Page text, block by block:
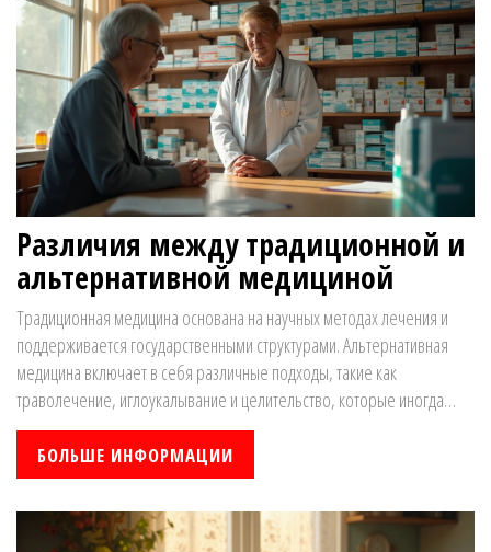
Различия между традиционной и
альтернативной медициной
Традиционная медицина основана на научных методах лечения и
поддерживается государственными структурами. Альтернативная
медицина включает в себя различные подходы, такие как
траволечение, иглоукалывание и целительство, которые иногда
вызывают споры среди специалистов. Несмотря на разногласия,
многие люди предпочитают использовать методы нетрадиционной
медицины в борьбе с недугами. В статье рассматриваются основные
различия обоих подходов, а также предоставляются интересные
факты и полезные советы.
БОЛЬШЕ ИНФОРМАЦИИ